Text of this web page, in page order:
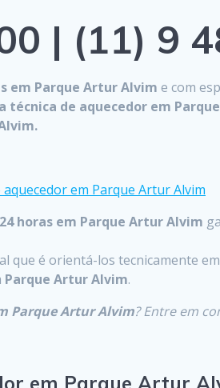
| (11) 9
em Parque Artur Alvim e com
de aquecedor em
horas em Parque Artur Alvim
é orientá-los tecnicamente
Parque Artur Alvim.
Parque Artur Alvim? Entre em
em Parque Artur